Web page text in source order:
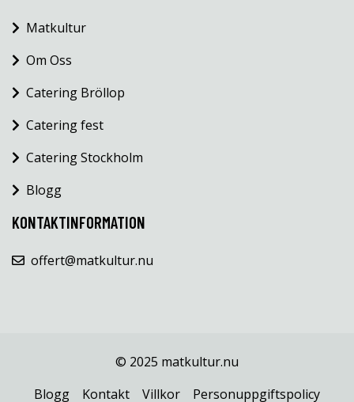
Matkultur
Om Oss
Catering Bröllop
Catering fest
Catering Stockholm
Blogg
KONTAKTINFORMATION
offert@matkultur.nu
© 2025 matkultur.nu
Blogg
Kontakt Villkor Personuppgiftspolicy